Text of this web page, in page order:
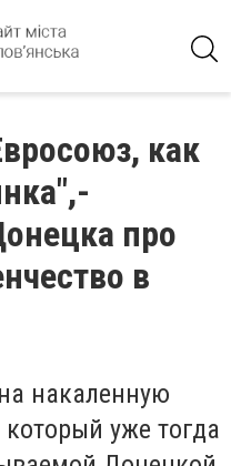
как
про
в
накаленную
уже тогда